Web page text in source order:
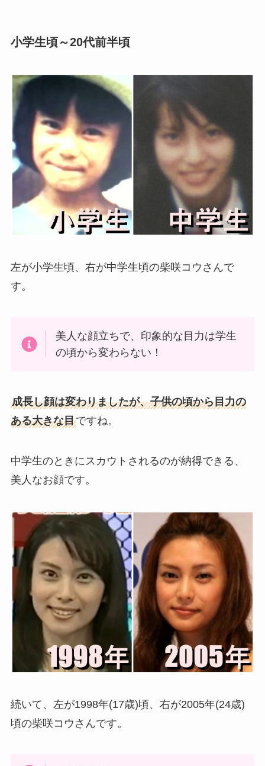
小学生頃～20代前半頃
左が小学生頃、右が中学生頃の柴咲コウさんで
す。
美人な顔立ちで、印象的な目力は学生
の頃から変わらない！
成長し顔は変わりましたが、子供の頃から目力の
ある大きな目ですね。
中学生のときにスカウトされるのが納得できる、
美人なお顔です。
続いて、左が1998年(17歳)頃、右が2005年(24歳)
頃の柴咲コウさんです。